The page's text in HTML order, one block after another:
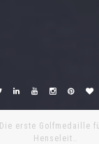
Die erste Golfmedaille
Henseleit…